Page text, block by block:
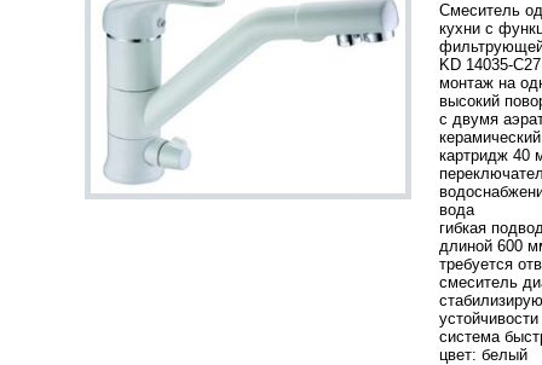
Смеситель
кухни с
KD 14035-
монтаж на
высокий
с двумя
картридж 40
вода
гибкая
длиной 600
требуется
смеситель
система
цвет: белый